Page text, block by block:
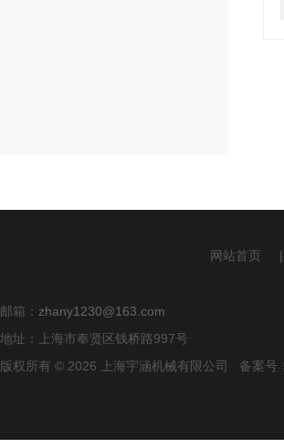
网站首页 |
邮箱： zhany1230@163.com
地址：上海市奉贤区钱桥路997号
版权所有 © 2026 上海宇涵机械有限公司 备案号：